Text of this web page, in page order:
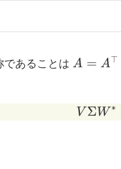
であることは A =
A = A⊤
V ΣW ∗